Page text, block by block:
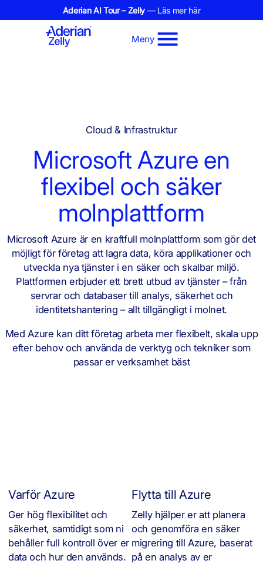
Aderian AI Tour – Zelly — Läs mer här
Meny
Cloud & Infrastruktur
Microsoft Azure en
flexibel och säker
molnplattform
Microsoft Azure är en kraftfull molnplattform som gör det
möjligt för företag att lagra data, köra applikationer och
utveckla nya tjänster i en säker och skalbar miljö.
Plattformen erbjuder ett brett utbud av tjänster – från
servrar och databaser till analys, säkerhet och
identitetshantering – allt tillgängligt i molnet.
Med Azure kan ditt företag arbeta mer flexibelt, skala upp
efter behov och använda de verktyg och tekniker som
passar er verksamhet bäst
Varför Azure
Ger hög flexibilitet och
säkerhet, samtidigt som ni
behåller full kontroll över er
data och hur den används.
Flytta till Azure
Zelly hjälper er att planera
och genomföra en säker
migrering till Azure, baserat
på en analys av er